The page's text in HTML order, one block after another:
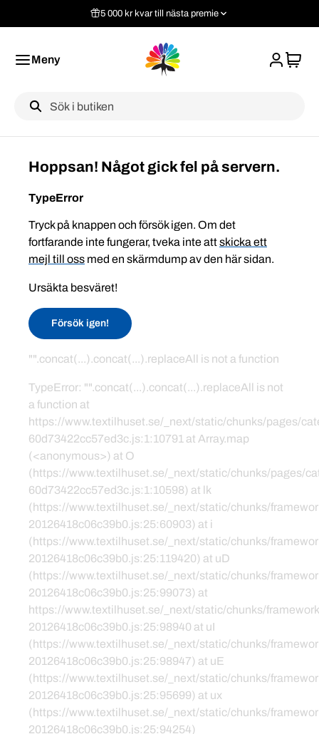
5 000 kr kvar till nästa premie
Meny
Label
Hoppsan! Något gick fel på servern.
TypeError
Tryck på knappen och försök igen. Om det
fortfarande inte fungerar, tveka inte attskicka ett
mejl till oss med en skärmdump av den här sidan.
Ursäkta besväret!
Försök igen!
"".concat(...).concat(...).replaceAll is not a function
TypeError: "".concat(...).concat(...).replaceAll is not
a function at
https://www.textilhuset.se/_next/static/chunks/pages/
60d73422cc57ed3c.js:1:10791 at Array.map
(<anonymous>) at O
(https://www.textilhuset.se/_next/static/chunks/pages/
60d73422cc57ed3c.js:1:10598) at lk
(https://www.textilhuset.se/_next/static/chunks/
20126418c06c39b0.js:25:60903) at i
(https://www.textilhuset.se/_next/static/chunks/
20126418c06c39b0.js:25:119420) at uD
(https://www.textilhuset.se/_next/static/chunks/
20126418c06c39b0.js:25:99073) at
https://www.textilhuset.se/_next/static/chunks/
20126418c06c39b0.js:25:98940 at uI
(https://www.textilhuset.se/_next/static/chunks/
20126418c06c39b0.js:25:98947) at uE
(https://www.textilhuset.se/_next/static/chunks/
20126418c06c39b0.js:25:95699) at ux
(https://www.textilhuset.se/_next/static/chunks/
20126418c06c39b0.js:25:94254)